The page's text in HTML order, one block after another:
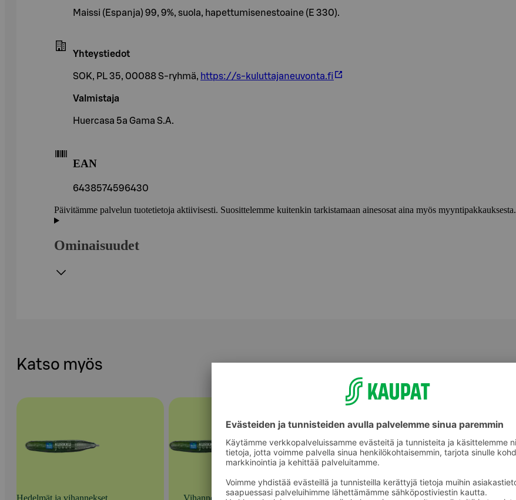
Maissi (Espanja) 99, 9%, suola, hapettumisenestoaine (E 330).
Yhteystiedot
SOK, PL 35, 00088 S-ryhmä, https://s-kuluttajaneuvonta.fi
Valmistaja
Huercasa 5a Gama S.A.
EAN
6438574596430
Päivitämme palvelun tuotetietoja aktiivisesti. Suosittelemme kuitenkin tarkistamaan ainesosat aina myös myyntipakkauksesta.
Ominaisuudet
Katso myös
Hedelmät ja vihannekset Vihannekset Muut vihannekset